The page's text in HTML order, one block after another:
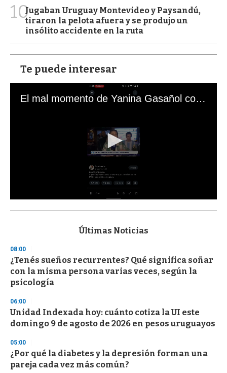
10Jugaban Uruguay Montevideo y Paysandú,
tiraron la pelota afuera y se produjo un
insólito accidente en la ruta
Te puede interesar
El mal momento de Yanina Gasañol con un hincha argentino en "Subrayado"
s
d
s
o
f
3
s
e
c
o
d
Últimas Noticias
08:00
¿Tenés sueños recurrentes? Qué significa soñar
con la misma persona varias veces, según la
psicología
06:00
Unidad Indexada hoy: cuánto cotiza la UI este
domingo 9 de agosto de 2026 en pesos uruguayos
05:00
¿Por qué la diabetes y la depresión forman una
pareja cada vez más común?